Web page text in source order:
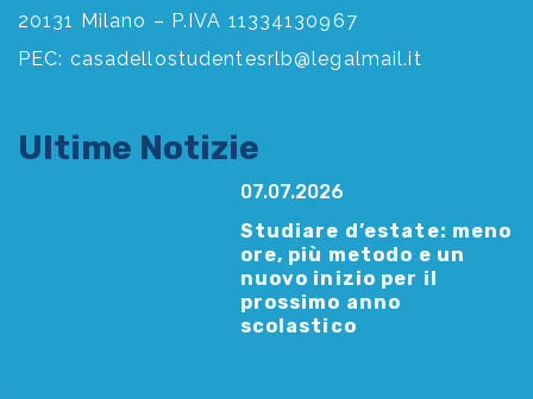
20131 Milano – P.IVA 11334130967
PEC: casadellostudentesrlb@legalmail.it
Ultime Notizie
07.07.2026
Studiare d’estate: meno
ore, più metodo e un
nuovo inizio per il
prossimo anno
scolastico